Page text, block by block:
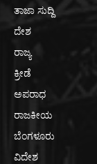
ತಾಜಾ ಸುದ್ದಿ
ದೇಶ
ರಾಜ್ಯ
ಕ್ರೀಡೆ
ಅಪರಾಧ
ರಾಜಕೀಯ
ಬೆಂಗಳೂರು
ವಿದೇಶ